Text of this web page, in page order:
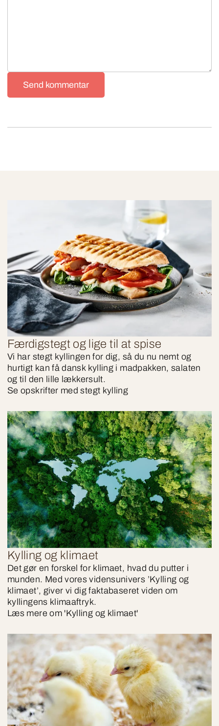
Send kommentar
Færdigstegt og lige til at spise
Vi har stegt kyllingen for dig, så du nu nemt og
hurtigt kan få dansk kylling i madpakken, salaten
og til den lille lækkersult.
Se opskrifter med stegt kylling
Kylling og klimaet
Det gør en forskel for klimaet, hvad du putter i
munden. Med vores vidensunivers ’Kylling og
klimaet’, giver vi dig faktabaseret viden om
kyllingens klimaaftryk.
Læs mere om 'Kylling og klimaet'